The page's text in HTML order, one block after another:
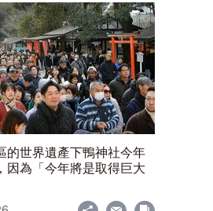
的世界遺產下鴨神社今年
因為「今年將是取得巨大